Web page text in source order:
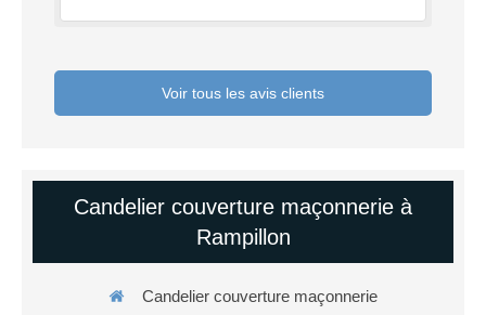
Voir tous les avis clients
Candelier couverture maçonnerie à
Rampillon
Candelier couverture maçonnerie